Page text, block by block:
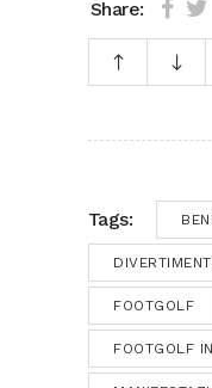
Share:
Tags:
FOOTGOLF
FOOTGOLF